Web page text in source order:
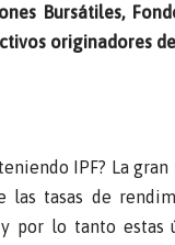
Bursátiles,
originadores de
IPF? La
tasas de
por lo tanto